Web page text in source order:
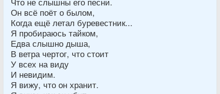
Он всё поёт о былом,
Когда ещё летал буревестник...
Я пробираюсь тайком,
Едва слышно дыша,
В ветра чертог, что стоит
У всех на виду
И невидим.
Я вижу, что он хранит.